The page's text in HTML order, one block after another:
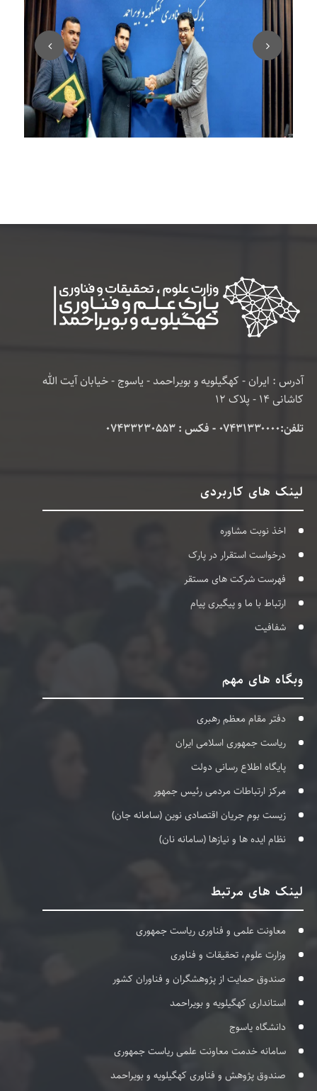
آدرس : ایران - کهگیلویه و بویراحمد - یاسوج - خیابان آیت الله
کاشانی 14 - پلاک 12
تلفن:۰۷۴۳۱۳۳۰۰۰۰ - فکس : 07433230553
لینک های کاربردی
اخذ نوبت مشاوره
درخواست استقرار در پارک
فهرست شرکت های مستقر
ارتباط با ما و پیگیری پیام
شفافیت
وبگاه های مهم
دفتر مقام معظم رهبری
ریاست جمهوری اسلامی ایران
پایگاه اطلاع رسانی دولت
مرکز ارتباطات مردمی رئیس جمهور
زیست بوم جریان اقتصادی نوین (سامانه جان)
نظام ایده ها و نیازها (سامانه نان)
لینک های مرتبط
معاونت علمی و فناوری ریاست جمهوری
وزارت علوم، تحقیقات و فناوری
صندوق حمایت از پژوهشگران و فناوران کشور
استانداری کهگیلویه و بویراحمد
دانشگاه یاسوج
سامانه خدمت معاونت علمی ریاست جمهوری
صندوق پژوهش و فناوری کهگیلویه و بویراحمد